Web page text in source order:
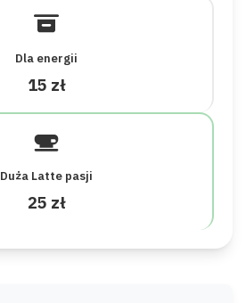
Dla energii
15 zł
Duża Latte pasji
25 zł